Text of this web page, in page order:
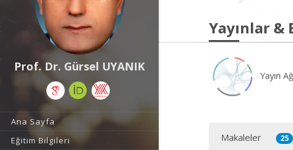
Prof. Dr. Gürsel UYANIK
Ana Sayfa
Eğitim Bilgileri
Yayınlar &
Yayın
Makaleler 25